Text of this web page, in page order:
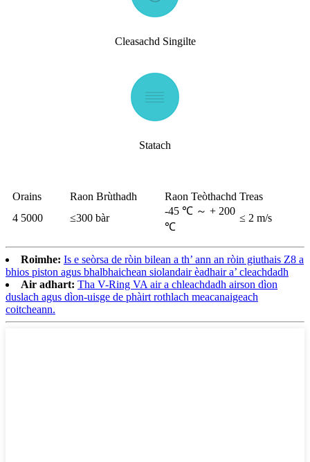
Cleasachd Singilte
Statach
Orains Raon Brùthadh Raon Teòthachd Treas
4 5000
≤300 bàr
-45 ℃ ～ + 200
℃
≤ 2 m/s
Roimhe: Is e seòrsa de ròin bilean a th’ ann an ròin giuthais Z8 a
bhios piston agus bhalbhaichean siolandair èadhair a’ cleachdadh
Air adhart: Tha V-Ring VA air a chleachdadh airson dìon
duslach agus dìon-uisge de phàirt rothlach meacanaigeach
coitcheann.